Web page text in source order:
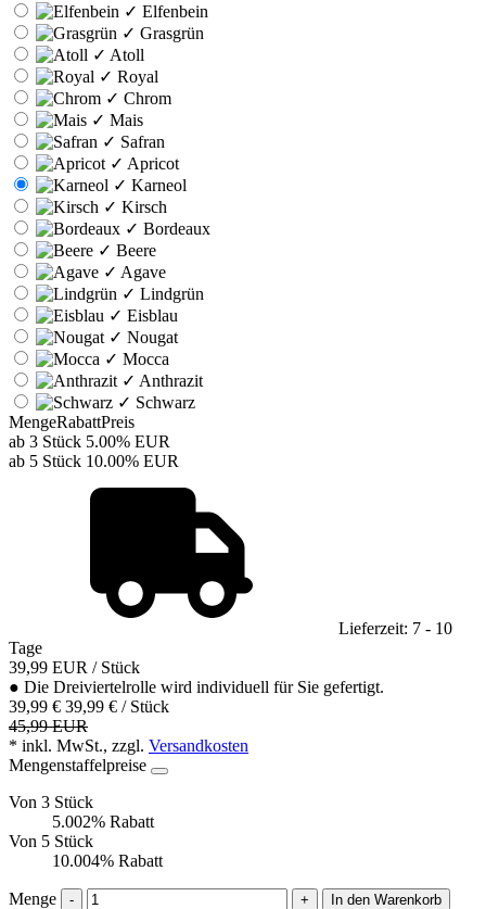
✓ Elfenbein
✓ Grasgrün
✓ Atoll
✓ Royal
✓ Chrom
✓ Mais
✓ Safran
✓ Apricot
✓ Karneol
✓ Kirsch
✓ Bordeaux
✓ Beere
✓ Agave
✓ Lindgrün
✓ Eisblau
✓ Nougat
✓ Mocca
✓ Anthrazit
✓ Schwarz
MengeRabattPreis
ab 3 Stück 5.00% EUR
ab 5 Stück 10.00% EUR
Lieferzeit: 7 - 10
Tage
39,99 EUR / Stück
● Die Dreiviertelrolle wird individuell für Sie gefertigt.
39,99 € 39,99 € / Stück
45,99 EUR
* inkl. MwSt., zzgl. Versandkosten
Mengenstaffelpreise
Von 3 Stück
5.002% Rabatt
Von 5 Stück
10.004% Rabatt
Menge - + In den Warenkorb